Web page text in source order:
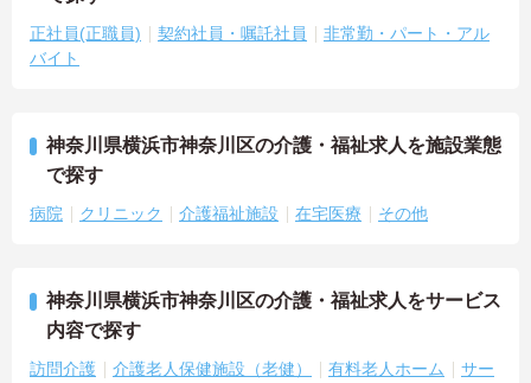
正社員(正職員) 契約社員・嘱託社員
非常勤・パート・アル
バイト
神奈川県横浜市神奈川区の介護・福祉求人を施設業態
で探す
病院 クリニック 介護福祉施設 在宅医療 その他
神奈川県横浜市神奈川区の介護・福祉求人をサービス
内容で探す
訪問介護 介護老人保健施設（老健） 有料老人ホーム
サー